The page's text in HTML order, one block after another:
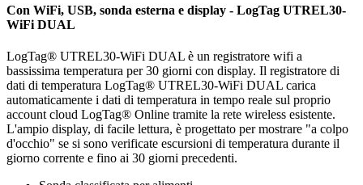
Con WiFi, USB, sonda esterna e display - LogTag UTREL30-
WiFi DUAL
LogTag® UTREL30-WiFi DUAL è un registratore wifi a
bassissima temperatura per 30 giorni con display. Il registratore di
dati di temperatura LogTag® UTREL30-WiFi DUAL carica
automaticamente i dati di temperatura in tempo reale sul proprio
account cloud LogTag® Online tramite la rete wireless esistente.
L'ampio display, di facile lettura, è progettato per mostrare "a colpo
d'occhio" se si sono verificate escursioni di temperatura durante il
giorno corrente e fino ai 30 giorni precedenti.